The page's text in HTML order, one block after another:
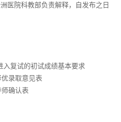
医院科教部负责解释，自发布之日
复试的初试成绩基本要求
录取意见表
确认表